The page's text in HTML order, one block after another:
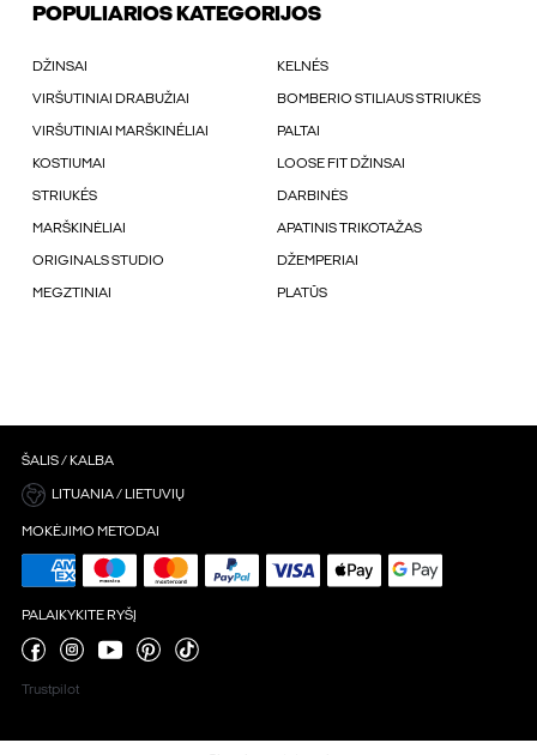
POPULIARIOS KATEGORIJOS
DŽINSAI KELNÉS
VIRŠUTINIAI DRABUŽIAI BOMBERIO STILIAUS STRIUKĖS
VIRŠUTINIAI MARŠKINÉLIAI PALTAI
KOSTIUMAI LOOSE FIT DŽINSAI
STRIUKÉS DARBINĖS
MARŠKINĖLIAI APATINIS TRIKOTAŽAS
ORIGINALS STUDIO DŽEMPERIAI
MEGZTINIAI PLATŪS
ŠALIS / KALBA
LITUANIA / LIETUVIŲ
MOKĖJIMO METODAI
PALAIKYKITE RYŠĮ
Trustpilot